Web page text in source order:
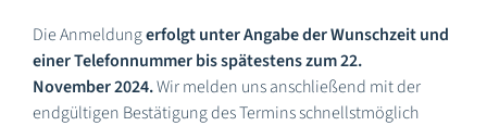
Die Anmeldungerfolgtunter Angabe der Wunschzeit und
einer Telefonnummer bis spätestens zum 22.
November 2024.Wir melden uns anschließend mit der
endgültigen Bestätigung des Termins schnellstmöglich